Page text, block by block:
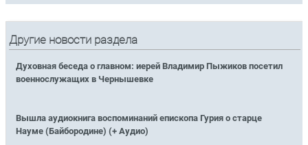
Другие новости раздела
Духовная беседа о главном: иерей Владимир Пыжиков посетил
военнослужащих в Чернышевке
Вышла аудиокнига воспоминаний епископа Гурия о старце
Науме (Байбородине) (+ Аудио)